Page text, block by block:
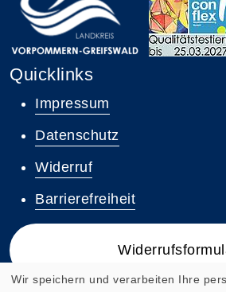
Quicklinks
Impressum
Datenschutz
Widerruf
Barrierefreiheit
Wir speichern und verarbeiten Ihre